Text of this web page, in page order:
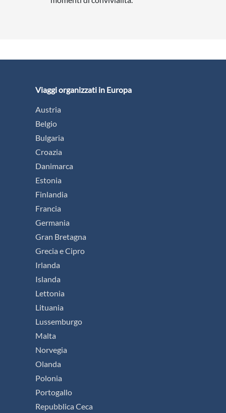
Viaggi organizzati in Europa
Austria
Belgio
Bulgaria
Croazia
Danimarca
Estonia
Finlandia
Francia
Germania
Gran Bretagna
Grecia e Cipro
Irlanda
Islanda
Lettonia
Lituania
Lussemburgo
Malta
Norvegia
Olanda
Polonia
Portogallo
Repubblica Ceca